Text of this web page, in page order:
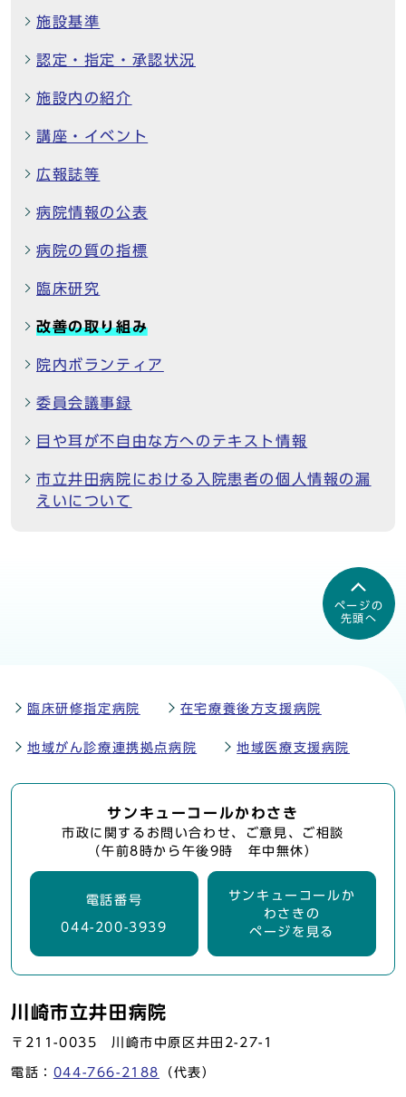
施設基準
認定・指定・承認状況
施設内の紹介
講座・イベント
広報誌等
病院情報の公表
病院の質の指標
臨床研究
改善の取り組み
院内ボランティア
委員会議事録
目や耳が不自由な方へのテキスト情報
市立井田病院における入院患者の個人情報の漏
えいについて
ページの
先頭へ
臨床研修指定病院 在宅療養後方支援病院
地域がん診療連携拠点病院 地域医療支援病院
サンキューコールかわさき
市政に関するお問い合わせ、ご意見、ご相談
（午前8時から午後9時 年中無休）
電話番号
044-200-3939
サンキューコールか
わさきの
ページを見る
川崎市立井田病院
〒211-0035 川崎市中原区井田2-27-1
電話： 044-766-2188 （代表）